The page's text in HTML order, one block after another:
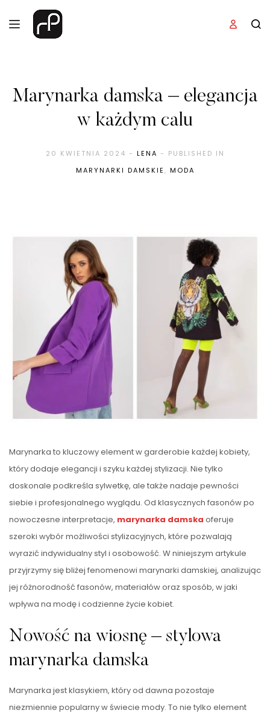
Marynarka damska – elegancja
w każdym calu
20 KWIETNIA 2024 - LENA - PUBLISHED IN
MARYNARKI DAMSKIE, MODA
Marynarka to kluczowy element w garderobie każdej kobiety,
który dodaje elegancji i szyku każdej stylizacji. Nie tylko
doskonale podkreśla sylwetkę, ale także nadaje pewności
siebie i profesjonalnego wyglądu. Od klasycznych fasonów po
nowoczesne interpretacje, marynarka damska oferuje
szeroki wybór możliwości stylizacyjnych, które pozwalają
wyrazić indywidualny styl i osobowość. W niniejszym artykule
przyjrzymy się bliżej fenomenowi marynarki damskiej, analizując
jej różnorodność fasonów, materiałów oraz sposób, w jaki
wpływa na modę i codzienne życie kobiet.
Nowość na wiosnę – stylowa
marynarka damska
Marynarka jest klasykiem, który od dawna pozostaje
niezmiennie popularny w świecie mody. To nie tylko element